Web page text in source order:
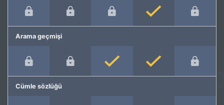
Arama geçmişi
Cümle sözlüğü